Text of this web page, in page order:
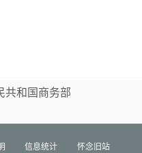
共和国商务部
信息统计 怀念旧站